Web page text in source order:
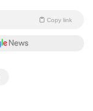
Copy link